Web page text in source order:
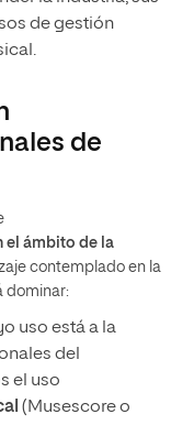
de gestión
de
el ámbito de la
contemplado en la
dominar:
uso está a la
del
el uso
(Musescore o